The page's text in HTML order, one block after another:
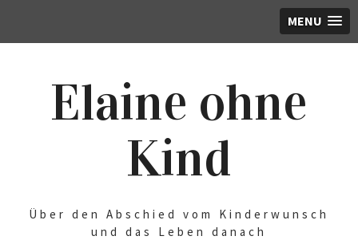
MENU
Elaine ohne
Kind
Über den Abschied vom Kinderwunsch
und das Leben danach